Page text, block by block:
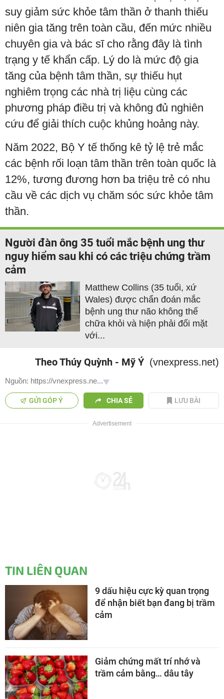
suy giảm sức khỏe tâm thần ở thanh thiếu
niên gia tăng trên toàn cầu, đến mức nhiều
chuyên gia và bác sĩ cho rằng đây là tình
trạng y tế khẩn cấp. Lý do là mức độ gia
tăng của bệnh tâm thần, sự thiếu hụt
nghiêm trọng các nhà trị liệu cùng các
phương pháp điều trị và không đủ nghiên
cứu để giải thích cuộc khủng hoảng này.
Năm 2022, Bộ Y tế thống kê tỷ lệ trẻ mắc
các bệnh rối loạn tâm thần trên toàn quốc là
12%, tương đương hơn ba triệu trẻ có nhu
cầu về các dịch vụ chăm sóc sức khỏe tâm
thần.
Người đàn ông 35 tuổi mắc bệnh ung thư
nguy hiểm sau khi có các triệu chứng trầm
cảm
Matthew Collins (35 tuổi, xứ
Wales) được chẩn đoán mắc
bệnh ung thư não không thể
chữa khỏi và hiện phải đối mặt
với...
Theo Thúy Quỳnh - Mỹ Ý (vnexpress.net)
Nguồn: https://vnexpress.ne...
GỬI GÓP Ý CHIA SẺ LƯU BÀI
TIN LIÊN QUAN
9 dấu hiệu cực kỳ quan trọng
để nhận biết bạn đang bị trầm
cảm
Giảm chứng mất trí nhớ và
trầm cảm bằng… dâu tây